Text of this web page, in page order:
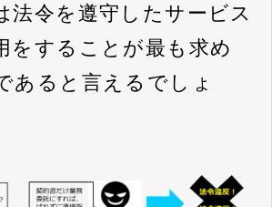
法令を遵守したサービス
をすることが最も求め
あると言えるでしょ